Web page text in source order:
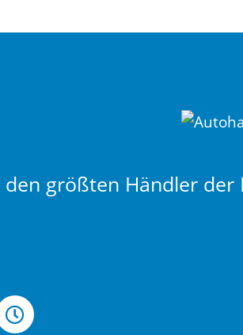
den größten Händler